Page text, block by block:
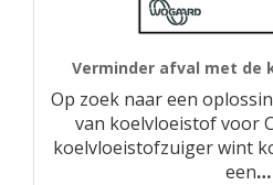
Verminder afval met de
Op zoek naar een
van koelvloeistof voor
koelvloeistofzuiger wint
een…